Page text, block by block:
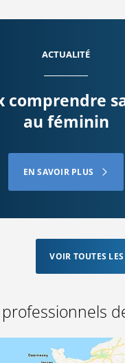
ACTUALITÉ
comprendre
au féminin
EN SAVOIR PLUS
VOIR TOUTES
professionnels